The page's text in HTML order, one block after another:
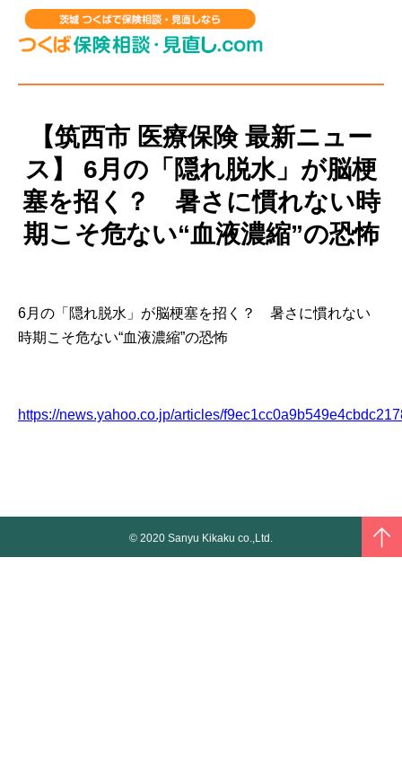
【筑西市 医療保険 最新ニュー
ス】 6月の「隠れ脱水」が脳梗
塞を招く？ 暑さに慣れない時
期こそ危ない“血液濃縮”の恐怖
6月の「隠れ脱水」が脳梗塞を招く？ 暑さに慣れない
時期こそ危ない“血液濃縮”の恐怖
https://news.yahoo.co.jp/articles/
© 2020 Sanyu Kikaku co.,Ltd.